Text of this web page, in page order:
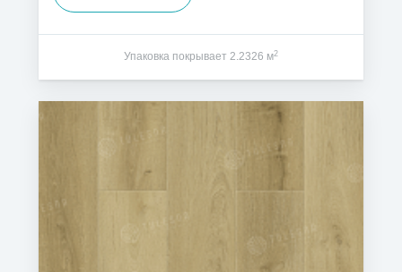
Упаковка покрывает 2.2326 м2